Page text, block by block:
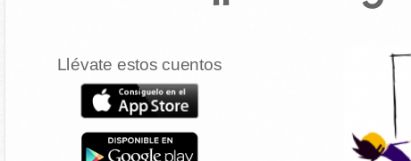
Llévate estos cuentos